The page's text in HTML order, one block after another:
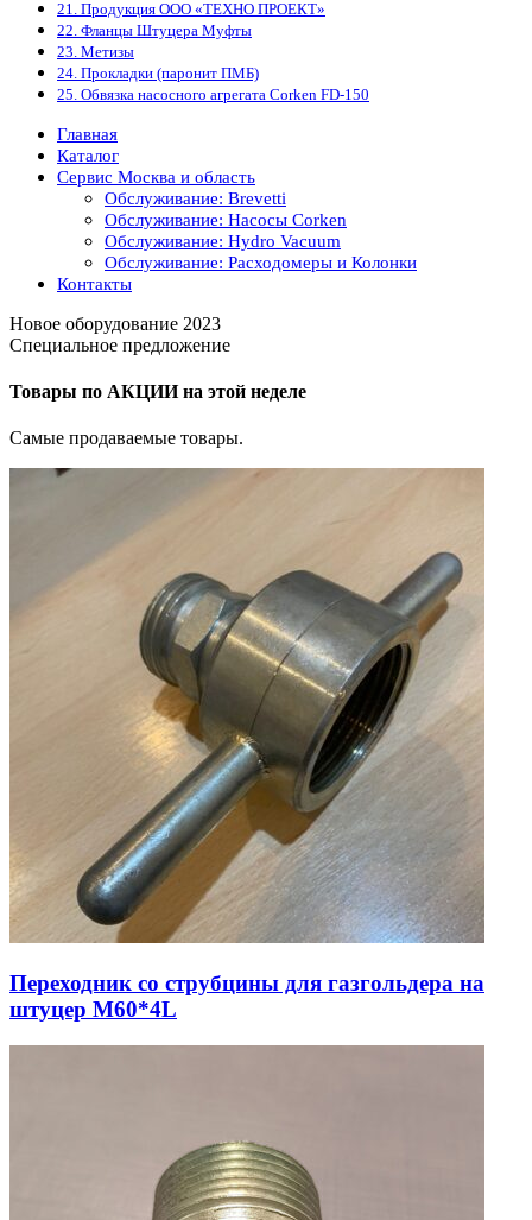
21. Продукция ООО «ТЕХНО ПРОЕКТ»
22. Фланцы Штуцера Муфты
23. Метизы
24. Прокладки (паронит ПМБ)
25. Обвязка насосного агрегата Corken FD-150
Главная
Каталог
Сервис Москва и область
Обслуживание: Brevetti
Обслуживание: Насосы Corken
Обслуживание: Hydro Vacuum
Обслуживание: Расходомеры и Колонки
Контакты
Новое оборудование 2023
Специальное предложение
Товары по АКЦИИ на этой неделе
Самые продаваемые товары.
Переходник со струбцины для газгольдера на
штуцер М60*4L